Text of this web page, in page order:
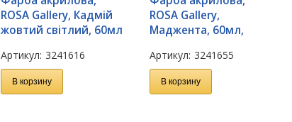
ROSA Gallery, Кадмій
жовтий світлий, 60мл
Артикул: 3241616
В корзину
ROSA Gallery,
Маджента, 60мл,
Артикул: 3241655
В корзину